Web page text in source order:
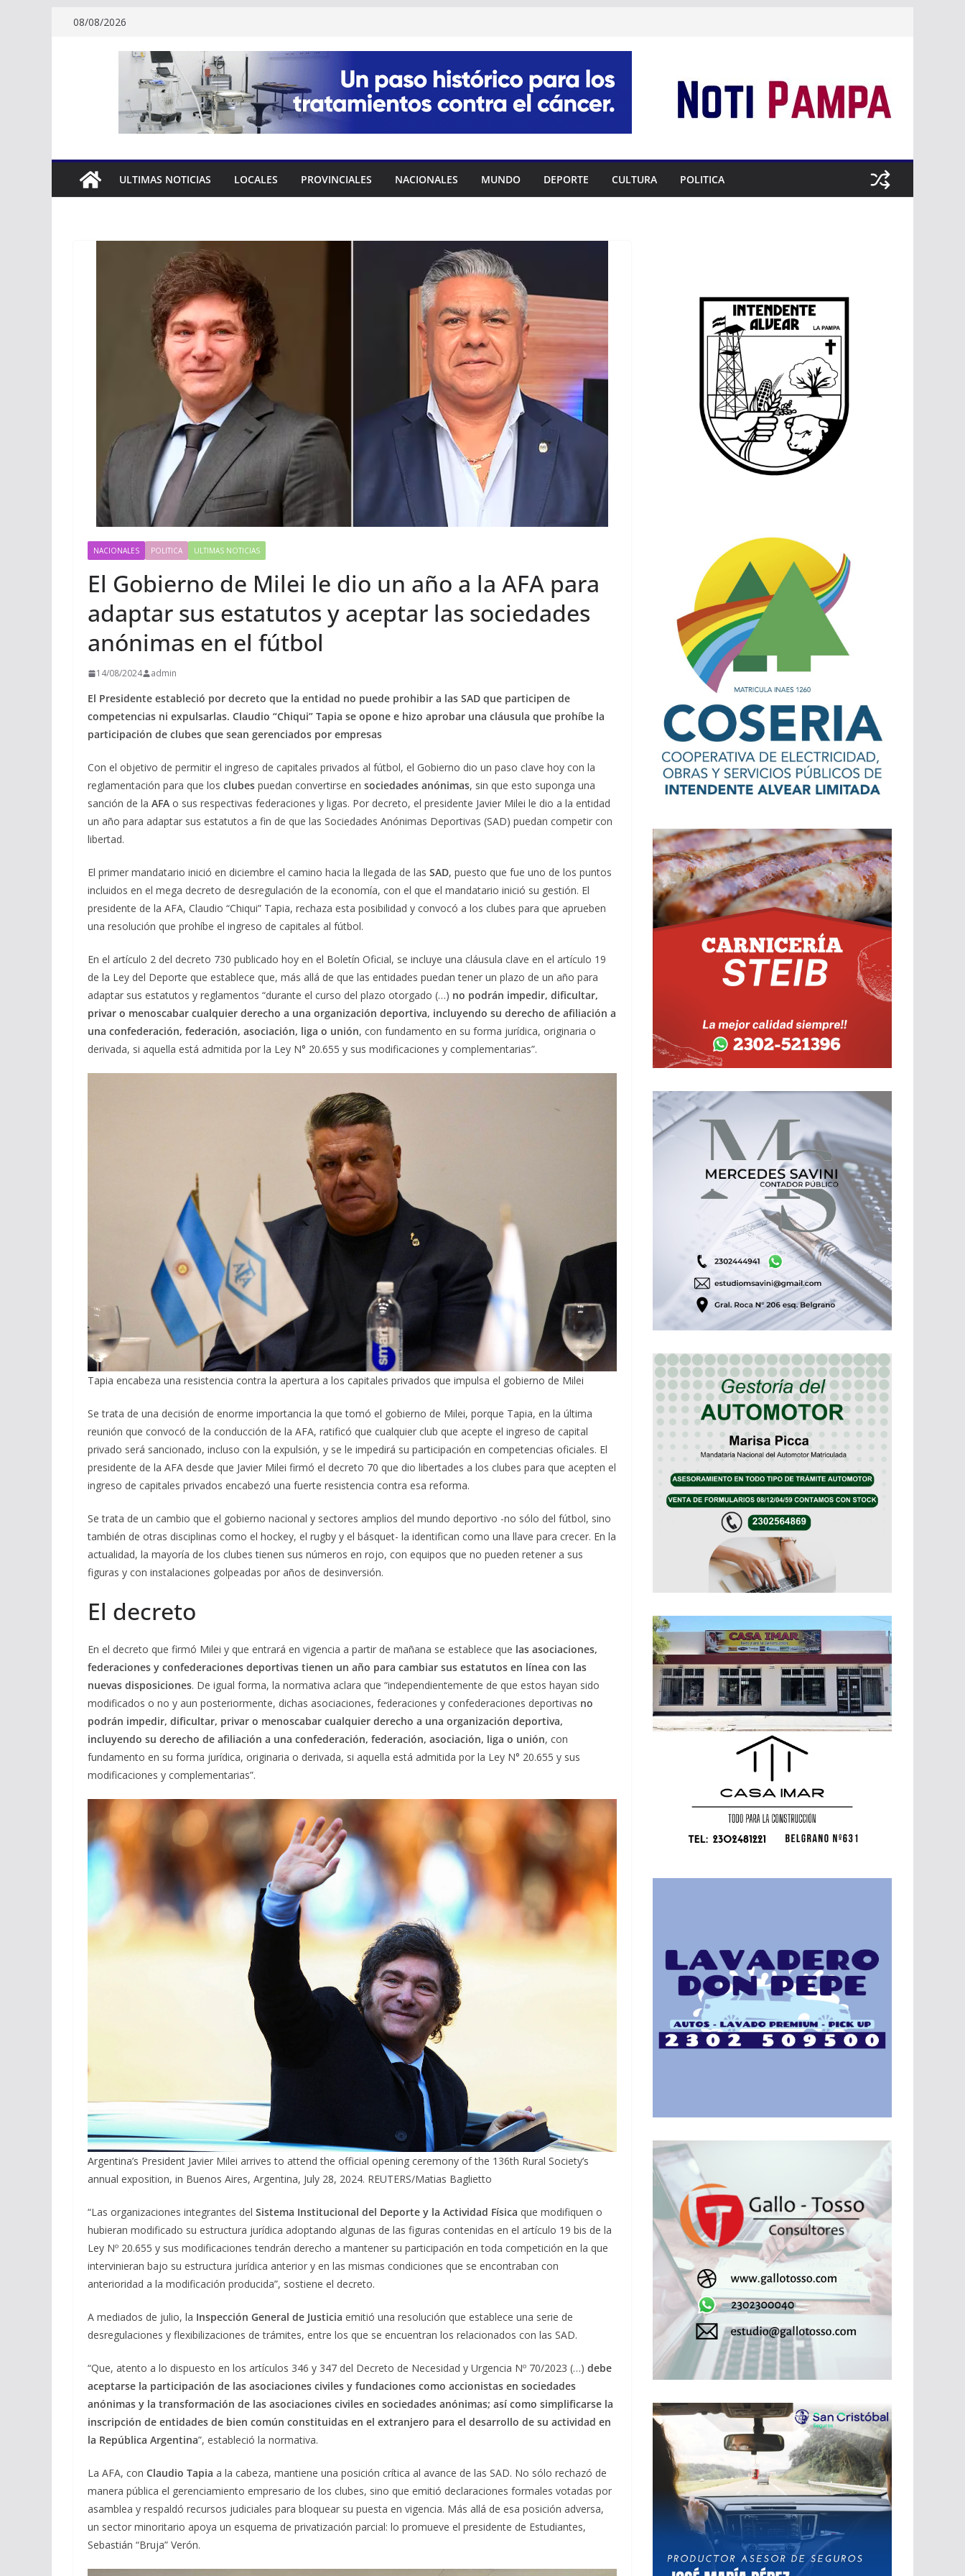
08/08/2026
ULTIMAS NOTICIAS LOCALES PROVINCIALES NACIONALES MUNDO DEPORTE CULTURA POLITICA
NACIONALES POLITICA ULTIMAS NOTICIAS
El Gobierno de Milei le dio un año a la AFA para
adaptar sus estatutos y aceptar las sociedades
anónimas en el fútbol
14/08/2024 admin
El Presidente estableció por decreto que la entidad no puede prohibir a las SAD que participen de
competencias ni expulsarlas. Claudio “Chiqui” Tapia se opone e hizo aprobar una cláusula que prohíbe la
participación de clubes que sean gerenciados por empresas
Con el objetivo de permitir el ingreso de capitales privados al fútbol, el Gobierno dio un paso clave hoy con la
reglamentación para que los clubes puedan convertirse en sociedades anónimas, sin que esto suponga una
sanción de la AFA o sus respectivas federaciones y ligas. Por decreto, el presidente Javier Milei le dio a la entidad
un año para adaptar sus estatutos a fin de que las Sociedades Anónimas Deportivas (SAD) puedan competir con
libertad.
El primer mandatario inició en diciembre el camino hacia la llegada de las SAD, puesto que fue uno de los puntos
incluidos en el mega decreto de desregulación de la economía, con el que el mandatario inició su gestión. El
presidente de la AFA, Claudio “Chiqui” Tapia, rechaza esta posibilidad y convocó a los clubes para que aprueben
una resolución que prohíbe el ingreso de capitales al fútbol.
En el artículo 2 del decreto 730 publicado hoy en el Boletín Oficial, se incluye una cláusula clave en el artículo 19
de la Ley del Deporte que establece que, más allá de que las entidades puedan tener un plazo de un año para
adaptar sus estatutos y reglamentos “durante el curso del plazo otorgado (…) no podrán impedir, dificultar,
privar o menoscabar cualquier derecho a una organización deportiva, incluyendo su derecho de afiliación a
una confederación, federación, asociación, liga o unión, con fundamento en su forma jurídica, originaria o
derivada, si aquella está admitida por la Ley N° 20.655 y sus modificaciones y complementarias”.
Tapia encabeza una resistencia contra la apertura a los capitales privados que impulsa el gobierno de Milei
Se trata de una decisión de enorme importancia la que tomó el gobierno de Milei, porque Tapia, en la última
reunión que convocó de la conducción de la AFA, ratificó que cualquier club que acepte el ingreso de capital
privado será sancionado, incluso con la expulsión, y se le impedirá su participación en competencias oficiales. El
presidente de la AFA desde que Javier Milei firmó el decreto 70 que dio libertades a los clubes para que acepten el
ingreso de capitales privados encabezó una fuerte resistencia contra esa reforma.
Se trata de un cambio que el gobierno nacional y sectores amplios del mundo deportivo -no sólo del fútbol, sino
también de otras disciplinas como el hockey, el rugby y el básquet- la identifican como una llave para crecer. En la
actualidad, la mayoría de los clubes tienen sus números en rojo, con equipos que no pueden retener a sus
figuras y con instalaciones golpeadas por años de desinversión.
El decreto
En el decreto que firmó Milei y que entrará en vigencia a partir de mañana se establece que las asociaciones,
federaciones y confederaciones deportivas tienen un año para cambiar sus estatutos en línea con las
nuevas disposiciones. De igual forma, la normativa aclara que “independientemente de que estos hayan sido
modificados o no y aun posteriormente, dichas asociaciones, federaciones y confederaciones deportivas no
podrán impedir, dificultar, privar o menoscabar cualquier derecho a una organización deportiva,
incluyendo su derecho de afiliación a una confederación, federación, asociación, liga o unión, con
fundamento en su forma jurídica, originaria o derivada, si aquella está admitida por la Ley N° 20.655 y sus
modificaciones y complementarias”.
Argentina’s President Javier Milei arrives to attend the official opening ceremony of the 136th Rural Society’s
annual exposition, in Buenos Aires, Argentina, July 28, 2024. REUTERS/Matias Baglietto
“Las organizaciones integrantes del Sistema Institucional del Deporte y la Actividad Física que modifiquen o
hubieran modificado su estructura jurídica adoptando algunas de las figuras contenidas en el artículo 19 bis de la
Ley Nº 20.655 y sus modificaciones tendrán derecho a mantener su participación en toda competición en la que
intervinieran bajo su estructura jurídica anterior y en las mismas condiciones que se encontraban con
anterioridad a la modificación producida”, sostiene el decreto.
A mediados de julio, la Inspección General de Justicia emitió una resolución que establece una serie de
desregulaciones y flexibilizaciones de trámites, entre los que se encuentran los relacionados con las SAD.
“Que, atento a lo dispuesto en los artículos 346 y 347 del Decreto de Necesidad y Urgencia Nº 70/2023 (…) debe
aceptarse la participación de las asociaciones civiles y fundaciones como accionistas en sociedades
anónimas y la transformación de las asociaciones civiles en sociedades anónimas; así como simplificarse la
inscripción de entidades de bien común constituidas en el extranjero para el desarrollo de su actividad en
la República Argentina”, estableció la normativa.
La AFA, con Claudio Tapia a la cabeza, mantiene una posición crítica al avance de las SAD. No sólo rechazó de
manera pública el gerenciamiento empresario de los clubes, sino que emitió declaraciones formales votadas por
asamblea y respaldó recursos judiciales para bloquear su puesta en vigencia. Más allá de esa posición adversa,
un sector minoritario apoya un esquema de privatización parcial: lo promueve el presidente de Estudiantes,
Sebastián “Bruja” Verón.